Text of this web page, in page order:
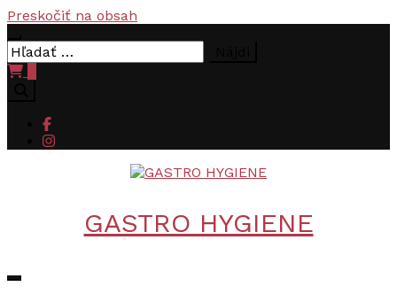
Preskočiť na obsah
Hľadať:
GASTRO HYGIENE